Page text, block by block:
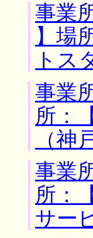
事業
】場
トス
事業
所：
（神
事業
所：
サー